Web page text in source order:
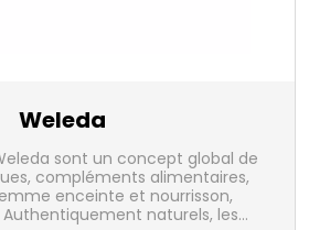
Weleda
sont un concept global de
compléments alimentaires,
enceinte et nourrisson,
naturels, les